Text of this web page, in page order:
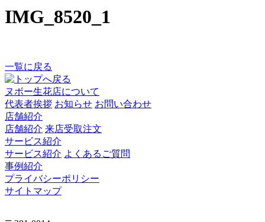
IMG_8520_1
一覧に戻る
ヌボー生花店について
代表者挨拶 お知らせ お問い合わせ
店舗紹介
店舗紹介 来店受取注文
サービス紹介
サービス紹介 よくあるご質問
事例紹介
プライバシーポリシー
サイトマップ